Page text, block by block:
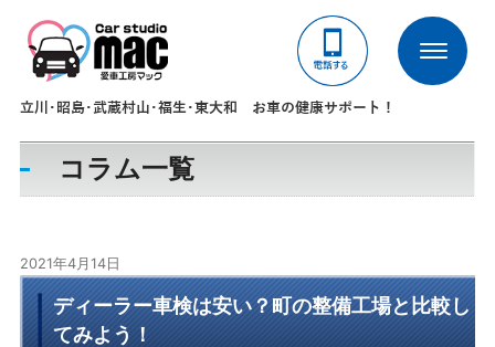
立川･昭島･武蔵村山･福生･東大和 お車の健康サポート！
コラム一覧
2021年4月14日
ディーラー車検は安い？町の整備工場と比較し
てみよう！